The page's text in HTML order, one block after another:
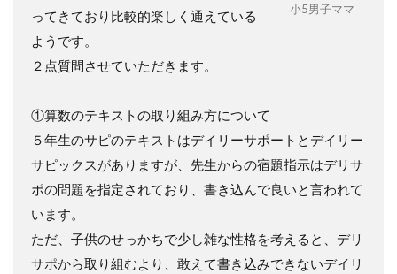
小5男子ママ
ってきており比較的楽しく通えている
ようです。
２点質問させていただきます。
①算数のテキストの取り組み方について
５年生のサピのテキストはデイリーサポートとデイリー
サピックスがありますが、先生からの宿題指示はデリサ
ポの問題を指定されており、書き込んで良いと言われて
います。
ただ、子供のせっかちで少し雑な性格を考えると、デリ
サポから取り組むより、敢えて書き込みできないデイリ